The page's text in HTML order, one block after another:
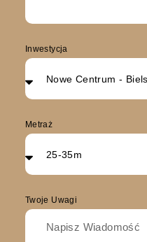
Inwestycja
Metraż
Twoje Uwagi